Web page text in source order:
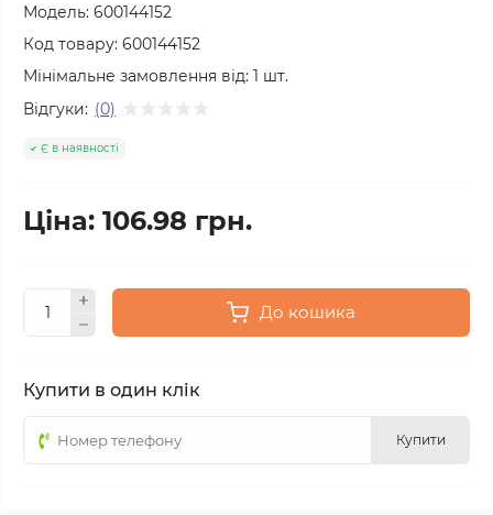
Модель: 600144152
Код товару: 600144152
Мінімальне замовлення від: 1 шт.
Відгуки: (0)
Є в наявності
Ціна: 106.98 грн.
До кошика
Купити в один клік
Купити